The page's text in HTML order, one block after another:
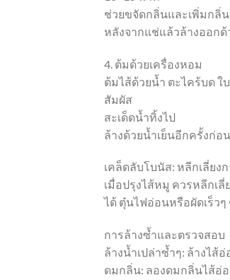
ช่วยขจัดกลิ่นและเพิ่มกลิ่
หลังจากแช่แล้วล้างออกด้
4. ต้มด้วยเครื่องหอม
ต้มไส้ด้วยน้ำ ตะไคร้บด ใ
สัมผัส
สะเด็ดน้ำทิ้งไป
ล้างด้วยน้ำเย็นอีกครั้งก่อ
เคล็ดลับโบนัส: หลีกเลี่ยง
เมื่อปรุงไส้หมู ควรหลีกเ
ได้ ตุ๋นไฟอ่อนหรือผัดเร็ว
การล้างซ้ำและตรวจสอบ
ล้างน้ำเปล่าซ้ำๆ: ล้างไส้
ดมกลิ่น: ลองดมกลิ่นไส้อ่